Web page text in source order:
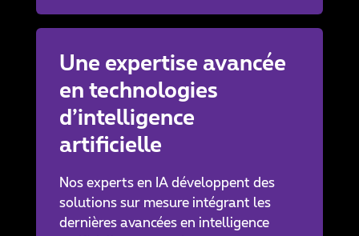
Une expertise avancée
en technologies
d’intelligence
artificielle
Nos experts en IA développent des
solutions sur mesure intégrant les
dernières avancées en intelligence